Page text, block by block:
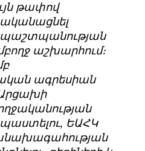
թափով
պաշտպանության
աշխարհում։
ագրեսիան
ԵԱՀԿ